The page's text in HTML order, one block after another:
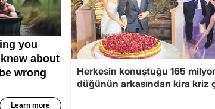
Herkesin konuştuğu 165
düğünün arkasından kira kriz